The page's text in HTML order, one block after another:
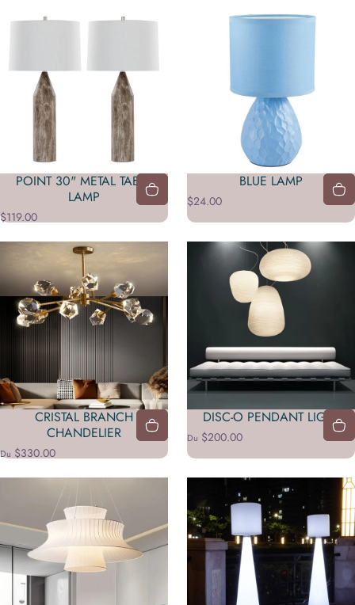
POINT 30" METAL TABLE
LAMP
$119.00
BLUE LAMP
$24.00
CRISTAL BRANCH
CHANDELIER
Du $330.00
DISC-O PENDANT LIGHT
Du $200.00